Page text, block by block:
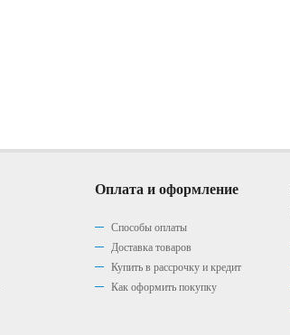
Оплата и оформление
Способы оплаты
Доставка товаров
Купить в рассрочку и кредит
Как оформить покупку